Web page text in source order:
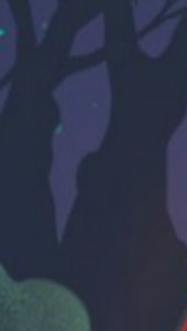
Saltar
al
contenido